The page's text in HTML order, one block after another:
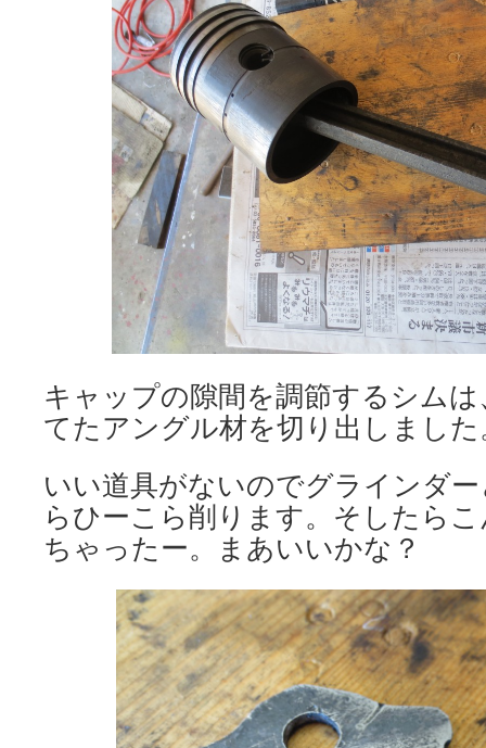
キャップの隙間を調節するシム
てたアングル材を切り出しました
いい道具がないのでグラインダ
らひーこら削ります。そしたら
ちゃったー。まあいいかな？